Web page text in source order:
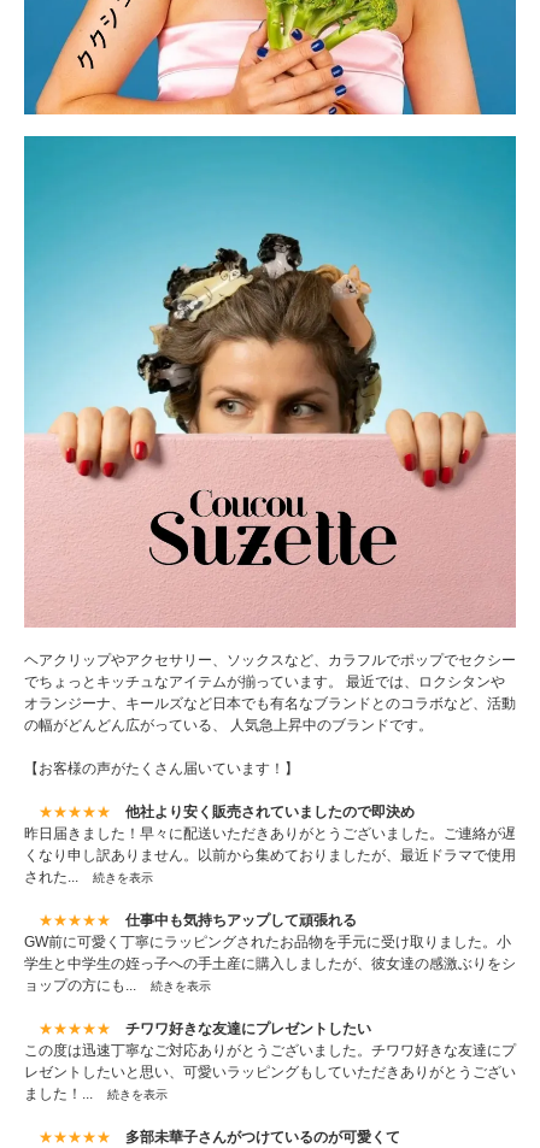
ヘアクリップやアクセサリー、ソックスなど、カラフルでポップでセクシー
でちょっとキッチュなアイテムが揃っています。 最近では、ロクシタンや
オランジーナ、キールズなど日本でも有名なブランドとのコラボなど、活動
の幅がどんどん広がっている、 人気急上昇中のブランドです。
【お客様の声がたくさん届いています！】
★★★★★
他社より安く販売されていましたので即決め
昨日届きました！早々に配送いただきありがとうございました。ご連絡が遅
くなり申し訳ありません。以前から集めておりましたが、最近ドラマで使用
された...
続きを表示
★★★★★
仕事中も気持ちアップして頑張れる
GW前に可愛く丁寧にラッピングされたお品物を手元に受け取りました。小
学生と中学生の姪っ子への手土産に購入しましたが、彼女達の感激ぶりをシ
ョップの方にも...
続きを表示
★★★★★
チワワ好きな友達にプレゼントしたい
この度は迅速丁寧なご対応ありがとうございました。チワワ好きな友達にプ
レゼントしたいと思い、可愛いラッピングもしていただきありがとうござい
ました！...
続きを表示
★★★★★
多部未華子さんがつけているのが可愛くて